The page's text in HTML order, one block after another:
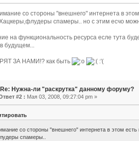
со стороны "внешнего" интернета в
спамеры.. но с этим есчо
на функциональность ресурса есле тута
будущем...
ЗА НАМИ!? как быть :'(
Re: Нужна-ли "раскрутка" данному форуму?
#2 : Мая 03, 2008, 09:27:04 pm »
со стороны "внешнего" интернета в этом
спамеры..